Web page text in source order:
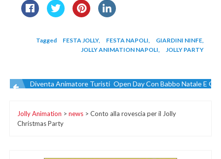
Tagged FESTA JOLLY, FESTA NAPOLI, GIARDINI NINFE,
JOLLY ANIMATION NAPOLI, JOLLY PARTY
Navigazione
articoli
Diventa Animatore Turistico, Pronto Il Nuovo Stage Formativo
Open Day Con Babbo Natale E Gli
Jolly Animation > news > Conto alla rovescia per il Jolly
Christmas Party